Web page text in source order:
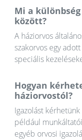
Mi a
között?
A háziorvos
szakorvos egy
speciális
Hogyan
háziorvostól?
Igazolást
például
egyéb orvosi